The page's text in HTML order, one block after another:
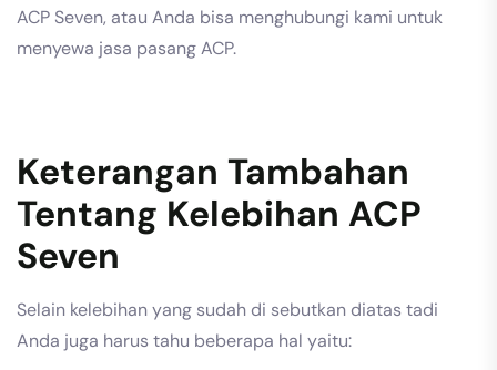
ACP Seven, atau Anda bisa menghubungi kami untuk
menyewa jasa pasang ACP.
Keterangan Tambahan
Tentang Kelebihan ACP
Seven
Selain kelebihan yang sudah di sebutkan diatas tadi
Anda juga harus tahu beberapa hal yaitu: